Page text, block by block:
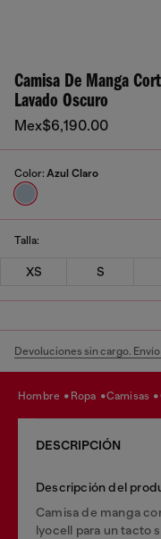
Camisa De Manga
Lavado Oscuro
Mex$6,190.00
Color: Azul Claro
Talla:
XS S
Devoluciones sin cargo.
hombre ropa camisas
DESCRIPCIÓN
Descripción del
Camisa de manga
lyocell para un tacto